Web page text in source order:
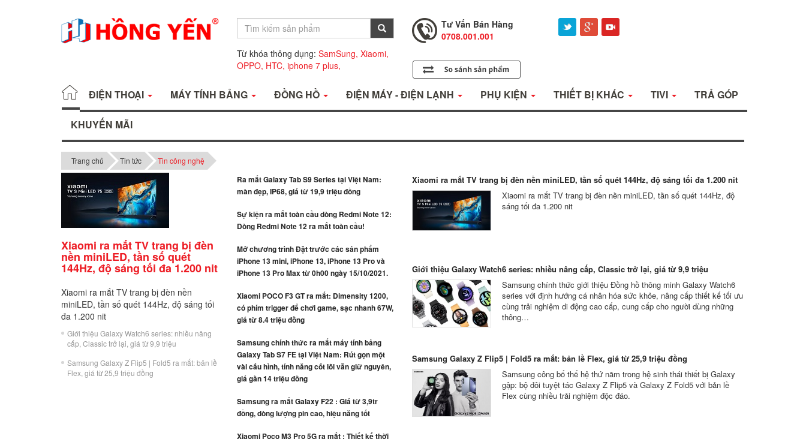
Từ khóa thông dụng: SamSung, Xiaomi,
OPPO, HTC, iphone 7 plus,
0708.001.001
Hỗ Trợ Kỹ Thuật
Tư Vấn Bán Hàng
0708.001.001
ĐIỆN THOẠI MÁY TÍNH BẢNG ĐỒNG HỒ ĐIỆN MÁY - ĐIỆN LẠNH PHỤ KIỆN THIẾT BỊ KHÁC TIVI TRẢ GÓP
KHUYẾN MÃI
Trang chủ Tin tức Tin công nghệ
Xiaomi ra mắt TV trang bị đèn
nền miniLED, tần số quét
144Hz, độ sáng tối đa 1.200 nit
Xiaomi ra mắt TV trang bị đèn nền
miniLED, tần số quét 144Hz, độ sáng tối
đa 1.200 nit
Giới thiệu Galaxy Watch6 series: nhiều nâng
cấp, Classic trở lại, giá từ 9,9 triệu
Samsung Galaxy Z Flip5 | Fold5 ra mắt: bản lề
Flex, giá từ 25,9 triệu đồng
Ra mắt Galaxy Tab S9 Series tại Việt Nam:
màn đẹp, IP68, giá từ 19,9 triệu đồng
Sự kiện ra mắt toàn cầu dòng Redmi Note 12:
Dòng Redmi Note 12 ra mắt toàn cầu!
Mở chương trình Đặt trước các sản phẩm
iPhone 13 mini, iPhone 13, iPhone 13 Pro và
iPhone 13 Pro Max từ 0h00 ngày 15/10/2021.
Xiaomi POCO F3 GT ra mắt: Dimensity 1200,
có phím trigger để chơi game, sạc nhanh 67W,
giá từ 8.4 triệu đồng
Samsung chính thức ra mắt máy tính bảng
Galaxy Tab S7 FE tại Việt Nam: Rút gọn một
vài cấu hình, tính năng cốt lõi vẫn giữ nguyên,
giá gần 14 triệu đồng
Samsung ra mắt Galaxy F22 : Giá từ 3,9tr
đồng, dòng lượng pin cao, hiệu năng tốt
Xiaomi Poco M3 Pro 5G ra mắt : Thiết kế thời
Xiaomi ra mắt TV trang bị đèn nền miniLED, tần số quét 144Hz, độ sáng tối đa 1.200 nit
Xiaomi ra mắt TV trang bị đèn nền miniLED, tần số quét 144Hz, độ
sáng tối đa 1.200 nit
Giới thiệu Galaxy Watch6 series: nhiều nâng cấp, Classic trở lại, giá từ 9,9 triệu
Samsung chính thức giới thiệu Đồng hồ thông minh Galaxy Watch6
series với định hướng cá nhân hóa sức khỏe, nâng cấp thiết kế tối ưu
cùng trải nghiệm di động cao cấp, cung cấp cho người dùng những
thông…
Samsung Galaxy Z Flip5 | Fold5 ra mắt: bản lề Flex, giá từ 25,9 triệu đồng
Samsung công bố thế hệ thứ năm trong hệ sinh thái thiết bị Galaxy
gập: bộ đôi tuyệt tác Galaxy Z Flip5 và Galaxy Z Fold5 với bản lề
Flex cùng nhiều trải nghiệm độc đáo.